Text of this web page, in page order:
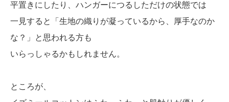
平置きにしたり、ハンガーにつるしただけの状態では
一見すると「生地の織りが凝っているから、厚手なのか
な？」と思われる方も
いらっしゃるかもしれません。
ところが、